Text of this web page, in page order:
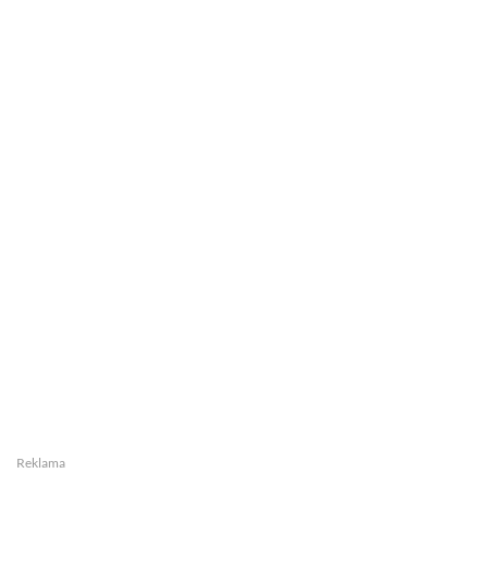
Reklama